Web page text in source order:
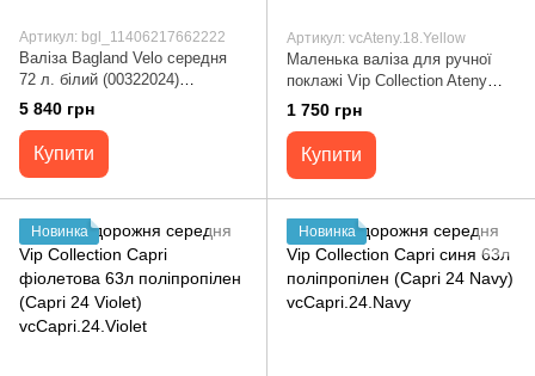
Артикул: bgl_11406217662222
Валіза Bagland Velo середня
72 л. білий (00322024)
11406217662222
5 840 грн
Купити
Артикул: vcAteny.18.Yellow
Маленька валіза для ручної
поклажі Vip Collection Ateny
жовта 33л ABS пластик (Ateny
18 Yellow) vcAteny.18.Yellow
1 750 грн
Купити
Новинка Новинка